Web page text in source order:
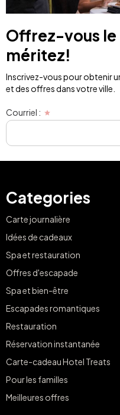
Offrez-vous le
méritez!
Inscrivez-vous pour obtenir
et des offres dans votre ville.
Courriel :
Categories
Carte journalière
Idées de cadeaux
Spa et restauration
Offres d'escapade
Spa et bien-être
Escapades romantiques
Restauration
Réservation instantanée
Carte-cadeau Hotel Treats
Pour les familles
Meilleures offres